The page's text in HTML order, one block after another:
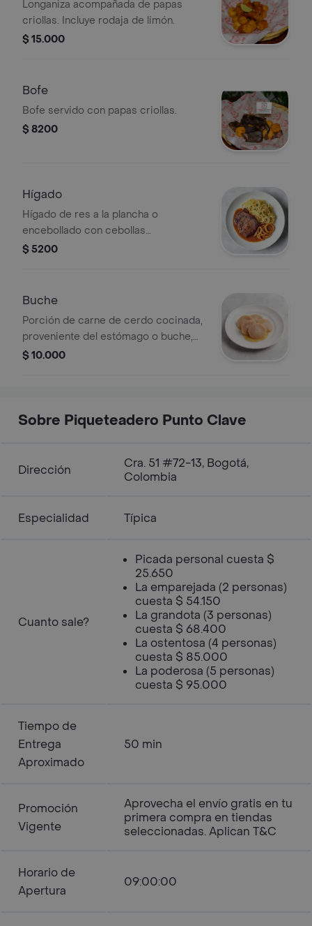
Longaniza acompañada de papas
criollas. Incluye rodaja de limón.
$ 15.000
Bofe
Bofe servido con papas criollas.
$ 8200
Hígado
Hígado de res a la plancha o
encebollado con cebollas
caramelizadas, servido como una
$ 5200
Buche
Porción de carne de cerdo cocinada,
proveniente del estómago o buche,
ideal para acompañar otros platillos.
$ 10.000
Sobre Piqueteadero Punto Clave
Dirección
Cra. 51 #72-13, Bogotá,
Colombia
Especialidad Típica
Cuanto sale?
Picada personal cuesta $
25.650
La emparejada (2 personas)
cuesta $ 54.150
La grandota (3 personas)
cuesta $ 68.400
La ostentosa (4 personas)
cuesta $ 85.000
La poderosa (5 personas)
cuesta $ 95.000
Tiempo de
Entrega
Aproximado
50 min
Promoción
Vigente
Aprovecha el envío gratis en tu
primera compra en tiendas
seleccionadas. Aplican T&C
Horario de
Apertura
09:00:00